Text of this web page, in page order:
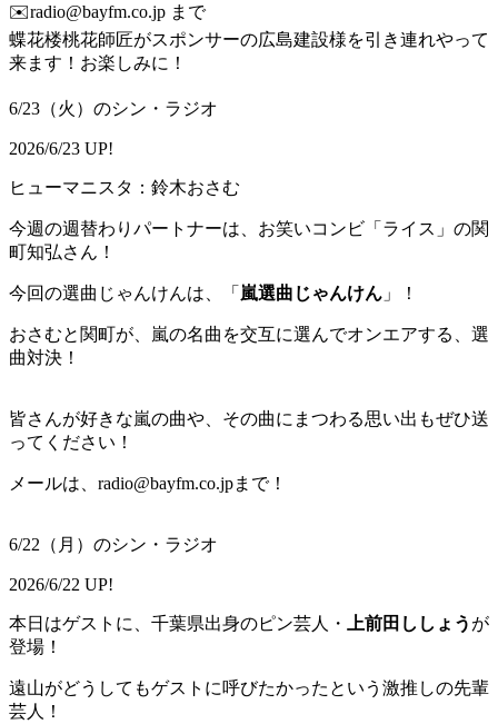
✉️radio@bayfm.co.jp まで
蝶花楼桃花師匠がスポンサーの広島建設様を引き連れやって
来ます！お楽しみに！
6/23（火）のシン・ラジオ
2026/6/23 UP!
ヒューマニスタ：鈴木おさむ
今週の週替わりパートナーは、お笑いコンビ「ライス」の関
町知弘さん！
今回の選曲じゃんけんは、「 嵐選曲じゃんけん 」！
おさむと関町が、嵐の名曲を交互に選んでオンエアする、選
曲対決！
皆さんが好きな嵐の曲や、その曲にまつわる思い出もぜひ送
ってください！
メールは、radio@bayfm.co.jpまで！
6/22（月）のシン・ラジオ
2026/6/22 UP!
本日はゲストに、千葉県出身のピン芸人・ 上前田ししょう が
登場！
遠山がどうしてもゲストに呼びたかったという激推しの先輩
芸人！